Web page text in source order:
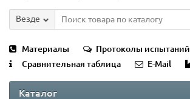
Везде
Материалы
Протоколы испытаний
Сравнительная таблица
E-Mail
Каталог